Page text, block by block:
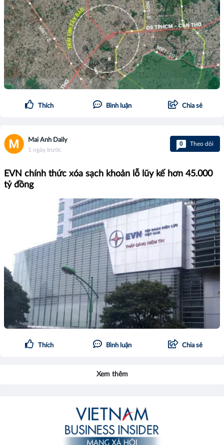
Thích Bình luận Chia sẻ
Mai Anh Daily
1 ngày trước
0 Theo dõi
EVN chính thức xóa sạch khoản lỗ lũy kế hơn 45.000
tỷ đồng
Thích Bình luận Chia sẻ
Xem thêm